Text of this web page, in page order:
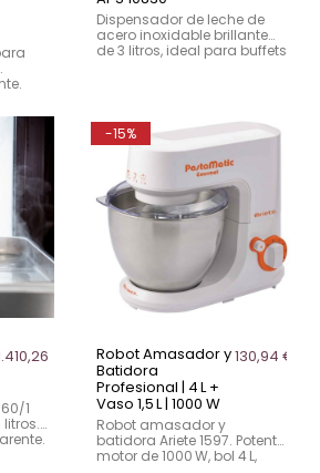
Dispensador de leche de
acero inoxidable brillante
de 3 litros, ideal para buffets
€
1
-15%
Robot Amasador y
Batidora
Profesional | 4 L +
Vaso 1,5 L | 1000 W
130,94 €
Robot amasador y
batidora Ariete 1597. Potente
motor de 1000 W, bol 4 L,